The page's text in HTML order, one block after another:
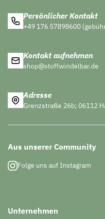
Persönlicher Kontakt
+49 176 57898600
Kontakt aufnehmen
shop@stoffwindelbar.de
Adresse
Grenzstraße 26b; 06112
Aus unserer Community
Folge uns auf Instagram
Unternehmen